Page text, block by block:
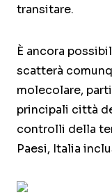
transitare.
È ancora
scatterà
molecolare,
principali città
controlli della
Paesi, Italia